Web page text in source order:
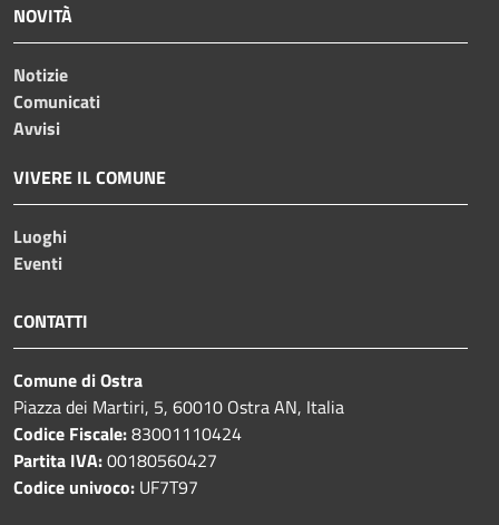
NOVITÀ
Notizie
Comunicati
Avvisi
VIVERE IL COMUNE
Luoghi
Eventi
CONTATTI
Comune di Ostra
Piazza dei Martiri, 5, 60010 Ostra AN, Italia
Codice Fiscale:83001110424
Partita IVA:00180560427
Codice univoco: UF7T97